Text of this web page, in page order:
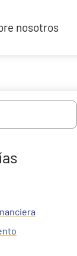
nosotros